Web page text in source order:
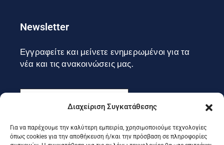
Διαχείριση Συγκατάθεσης
Για να παρέχουμε την καλύτερη εμπειρία, χρησιμοποιούμε τεχνολογίες
όπως cookies για την αποθήκευση ή/και την πρόσβαση σε πληροφορίες
Newsletter
Εγγραφείτε και μείνετε ενημερωμένοι για τα
νέα και τις ανακοινώσεις μας.
Εγγραφή